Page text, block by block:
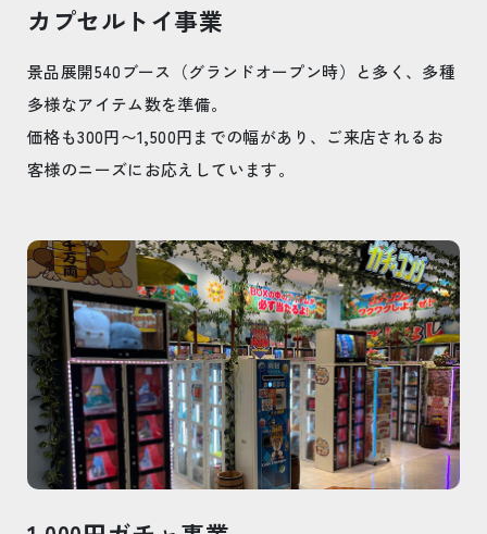
カプセルトイ事業
景品展開540ブース（グランドオープン時）と多く、多種
多様なアイテム数を準備。
価格も300円〜1,500円までの幅があり、ご来店されるお
客様のニーズにお応えしています。